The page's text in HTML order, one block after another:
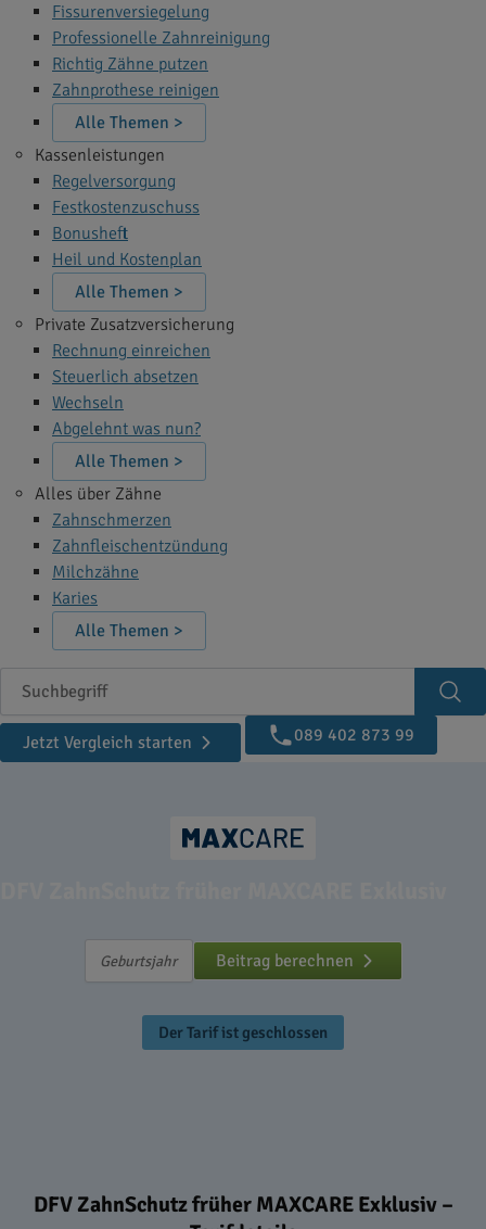
Fissurenversiegelung
Professionelle Zahnreinigung
Richtig Zähne putzen
Zahnprothese reinigen
Alle Themen >
Kassenleistungen
Regelversorgung
Festkostenzuschuss
Bonusheft
Heil und Kostenplan
Alle Themen >
Private Zusatzversicherung
Rechnung einreichen
Steuerlich absetzen
Wechseln
Abgelehnt was nun?
Alle Themen >
Alles über Zähne
Zahnschmerzen
Zahnfleischentzündung
Milchzähne
Karies
Alle Themen >
Suchbegriff
Jetzt Vergleich starten
089 402 873 99
Beitrag berechnen
Der Tarif ist geschlossen
DFV ZahnSchutz früher MAXCARE Exklusiv –